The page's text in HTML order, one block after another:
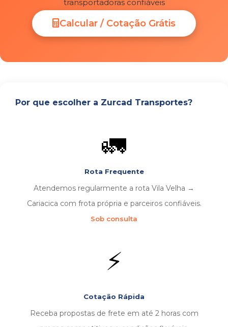
transportadoras confiáveis
Calcular / Cotação Grátis
Por que escolher a Zurcad Transportes?
🚛
Rota Frequente
Atendemos regularmente a rota Vila Velha →
Cariacica com frota própria e parceiros confiáveis.
Sob consulta
⚡
Cotação Rápida
Receba propostas de frete em até 2 horas com